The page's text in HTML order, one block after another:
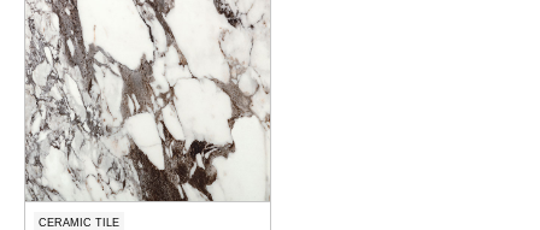
CERAMIC TILE